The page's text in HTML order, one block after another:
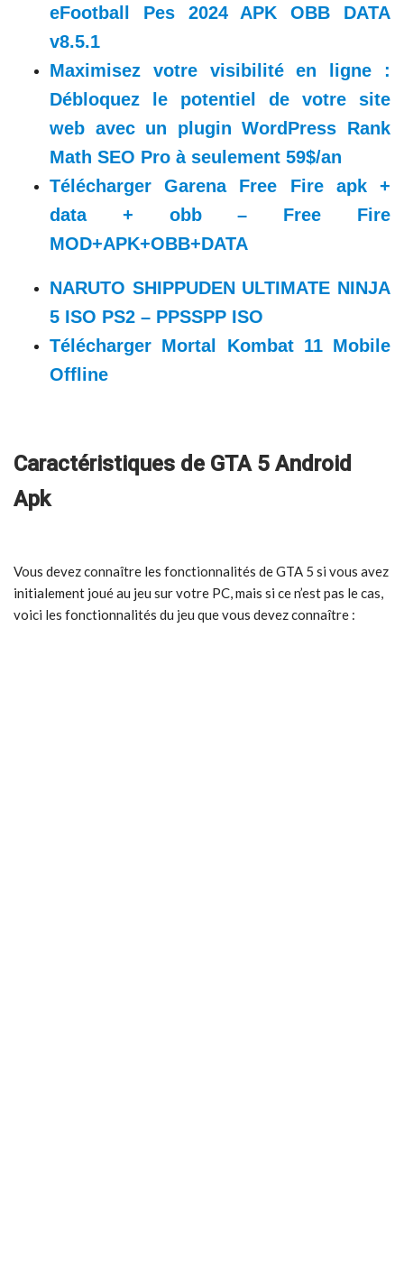
eFootball Pes 2024 APK OBB DATA
v8.5.1
Maximisez votre visibilité en ligne :
Débloquez le potentiel de votre site
web avec un plugin WordPress Rank
Math SEO Pro à seulement 59$/an
Télécharger Garena Free Fire apk +
data + obb – Free Fire
MOD+APK+OBB+DATA
NARUTO SHIPPUDEN ULTIMATE NINJA
5 ISO PS2 – PPSSPP ISO
Télécharger Mortal Kombat 11 Mobile
Offline
Caractéristiques de GTA 5 Android
Apk
Vous devez connaître les fonctionnalités de GTA 5 si vous avez
initialement joué au jeu sur votre PC, mais si ce n’est pas le cas,
voici les fonctionnalités du jeu que vous devez connaître :